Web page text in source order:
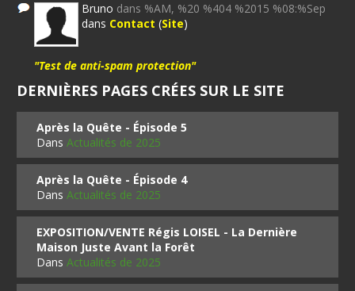
Bruno dans %AM, %20 %404 %2015 %08:%Sep
dans Contact (Site)
"Test de anti-spam protection"
DERNIÈRES PAGES CRÉES SUR LE SITE
Après la Quête - Épisode 5
DansActualités de 2025
Après la Quête - Épisode 4
DansActualités de 2025
EXPOSITION/VENTE Régis LOISEL - La Dernière
Maison Juste Avant la Forêt
DansActualités de 2025